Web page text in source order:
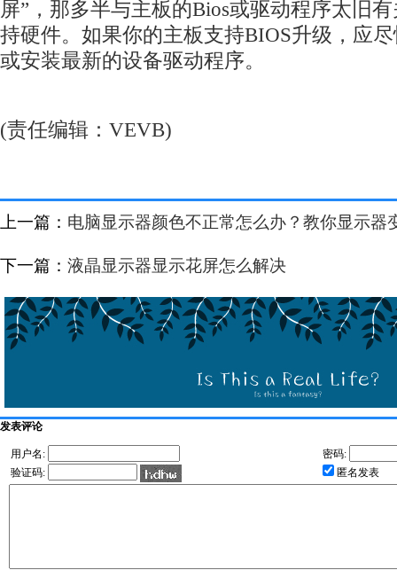
屏”，那多半与主板的Bios或驱动程序太旧
持硬件。如果你的主板支持BIOS升级，应
或安装最新的设备驱动程序。
(责任编辑：VEVB)
上一篇： 电脑显示器颜色不正常怎么办？教你显示器
下一篇： 液晶显示器显示花屏怎么解决
发表评论
用户名:
密码:
验证码:
匿名发表